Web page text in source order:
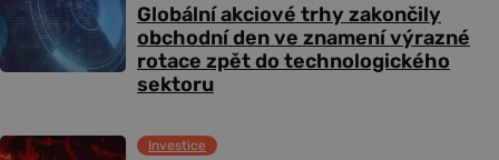
Globální akciové trhy zakončily
obchodní den ve znamení výrazné
rotace zpět do technologického
sektoru
Investice